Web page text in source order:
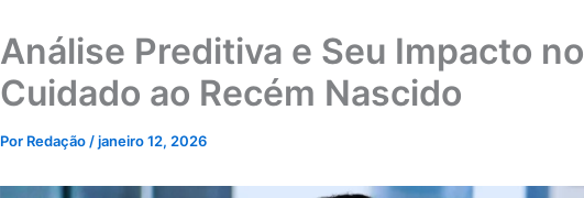
Análise Preditiva e Seu Impacto no
Cuidado ao Recém Nascido
Por Redação /janeiro 12, 2026